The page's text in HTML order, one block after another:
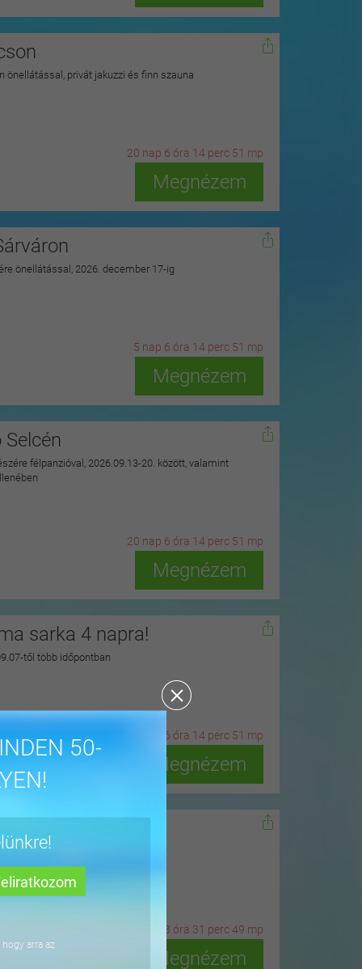
50-
arra az
önellátással, privát jakuzzi és finn szauna
20 nap 6 óra 14 perc 49 mp
Megnézem
önellátással, 2026. december 17-ig
5 nap 6 óra 14 perc 49 mp
Megnézem
félpanzióval, 2026.09.13-20. között, valamint
20 nap 6 óra 14 perc 49 mp
Megnézem
sarka 4 napra!
től több időpontban
6 óra 14 perc 49 mp
Megnézem
15-ig
23 óra 31 perc47 mp
Megnézem